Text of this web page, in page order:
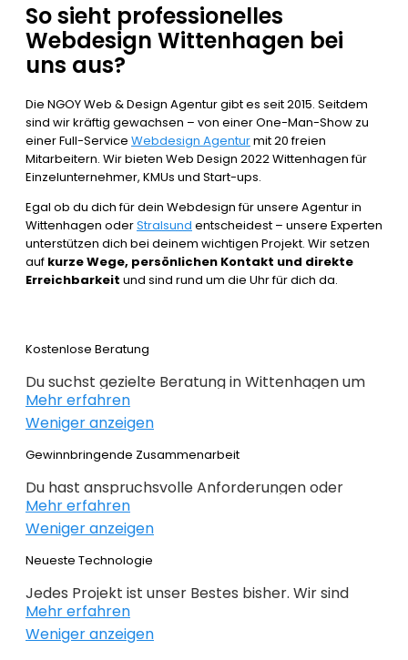
So sieht professionelles
Webdesign Wittenhagen bei
uns aus?
Die NGOY Web & Design Agentur gibt es seit 2015. Seitdem
sind wir kräftig gewachsen – von einer One-Man-Show zu
einer Full-Service Webdesign Agenturmit 20 freien
Mitarbeitern. Wir bieten Web Design 2022 Wittenhagen für
Einzelunternehmer, KMUs und Start-ups.
Egal ob du dich für dein Webdesign für unsere Agentur in
Wittenhagen oderStralsund entscheidest – unsere Experten
unterstützen dich bei deinem wichtigen Projekt. Wir setzen
auf kurze Wege, persönlichen Kontakt und direkte
Erreichbarkeit und sind rund um die Uhr für dich da.
Kostenlose Beratung
Du suchst gezielte Beratung in Wittenhagen um
erfolgreich im Webdesign 2022 zu sein. Wir
beraten dich kostenlos und individuell zu
Webdesign, E-Commerce,
was mit Internet zu tun hat. Du weißt noch nicht
genau wo du bei deiner Online Präsenz anfangen
sollst oder wie es weitergeht, dann bist du genau
bei derrichtigen Agentur
gebracht – nichts unnötiges!
Mehr erfahren
Weniger anzeigen
Gewinnbringende Zusammenarbeit
Du hast anspruchsvolle Anforderungen oder
Ideen und du hast genaue Ziele definiert, die du
erreichen willst? Gemeinsam mit dir planen,
konzipieren und realieren wir dein Projekt. Beim
dem Zufall. Keine intransparente Planung – nur
gewinnbringende Lösungen. Profitieren Sie von
unserer langjährigen Erfahrung!
Mehr erfahren
Weniger anzeigen
Neueste Technologie
Jedes Projekt ist unser Bestes bisher. Wir sind
immer auf der Suche nach noch besseren
Lösungen für deine geschäftlichen
Mehr erfahren
Weniger anzeigen